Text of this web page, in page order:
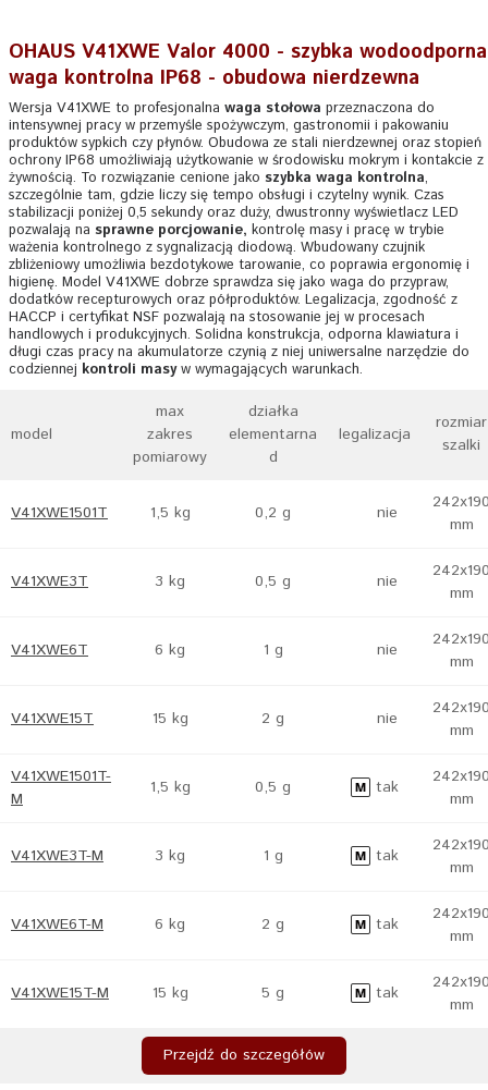
OHAUS V41XWE Valor 4000 - szybka wodoodporna
waga kontrolna IP68 - obudowa nierdzewna
Wersja V41XWE to profesjonalna waga stołowa przeznaczona do
intensywnej pracy w przemyśle spożywczym, gastronomii i pakowaniu
produktów sypkich czy płynów. Obudowa ze stali nierdzewnej oraz stopień
ochrony IP68 umożliwiają użytkowanie w środowisku mokrym i kontakcie z
żywnością. To rozwiązanie cenione jako szybka waga kontrolna,
szczególnie tam, gdzie liczy się tempo obsługi i czytelny wynik. Czas
stabilizacji poniżej 0,5 sekundy oraz duży, dwustronny wyświetlacz LED
pozwalają na sprawne porcjowanie, kontrolę masy i pracę w trybie
ważenia kontrolnego z sygnalizacją diodową. Wbudowany czujnik
zbliżeniowy umożliwia bezdotykowe tarowanie, co poprawia ergonomię i
higienę. Model V41XWE dobrze sprawdza się jako waga do przypraw,
dodatków recepturowych oraz półproduktów. Legalizacja, zgodność z
HACCP i certyfikat NSF pozwalają na stosowanie jej w procesach
handlowych i produkcyjnych. Solidna konstrukcja, odporna klawiatura i
długi czas pracy na akumulatorze czynią z niej uniwersalne narzędzie do
codziennej kontroli masyw wymagających warunkach.
model
max
zakres
pomiarowy
działka
elementarna
d
legalizacja
rozmiar
szalki
V41XWE1501T 1,5 kg 0,2 g nie
mm
V41XWE3T 3 kg 0,5 g nie
mm
V41XWE6T 6 kg 1 g nie
mm
V41XWE15T 15 kg 2 g nie
mm
V41XWE1501T-
M
1,5 kg 0,5 g tak
mm
V41XWE3T-M 3 kg 1 g tak
mm
V41XWE6T-M 6 kg 2 g tak
mm
V41XWE15T-M 15 kg 5 g tak
mm
Przejdź do szczegółów